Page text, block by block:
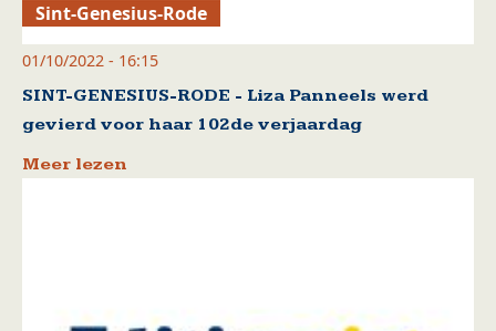
Sint-Genesius-Rode
01/10/2022 - 16:15
SINT-GENESIUS-RODE - Liza Panneels werd
gevierd voor haar 102de verjaardag
Meer lezen